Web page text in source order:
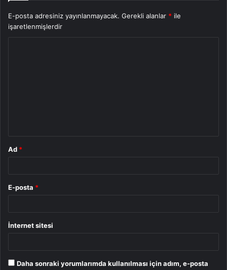
E-posta adresiniz yayınlanmayacak. Gerekli alanlar * ile
işaretlenmişlerdir
Ad *
E-posta *
İnternet sitesi
Daha sonraki yorumlarımda kullanılması için adım, e-posta